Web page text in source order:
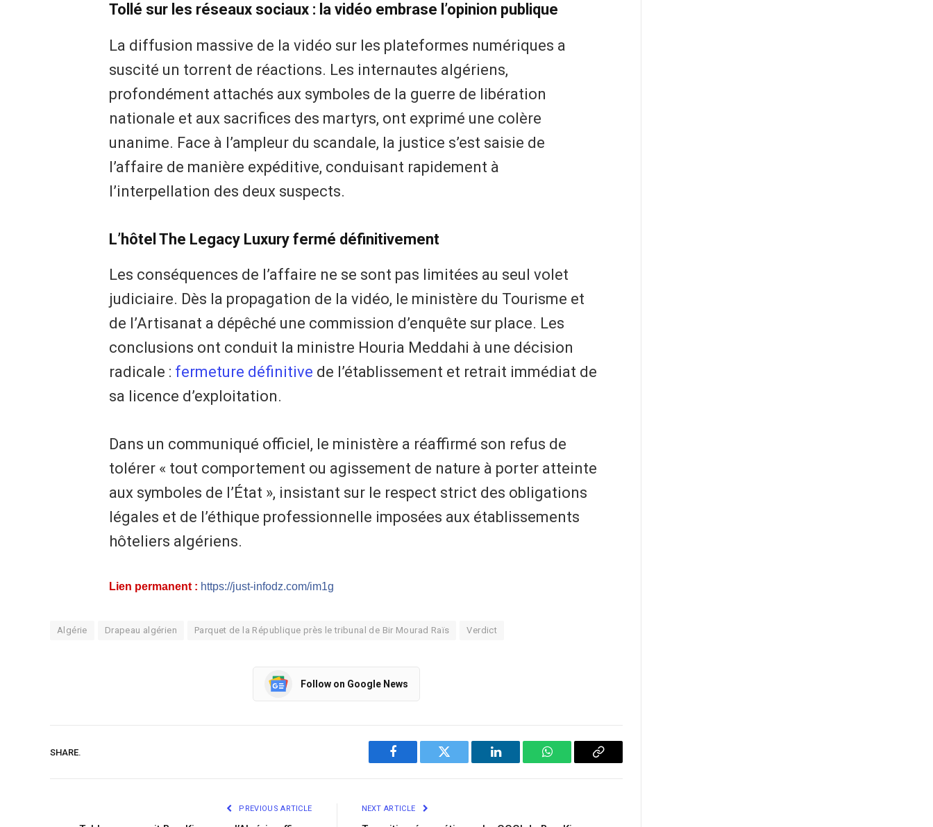
Tollé sur les réseaux sociaux : la vidéo embrase l’opinion publique
La diffusion massive de la vidéo sur les plateformes numériques a
suscité un torrent de réactions. Les internautes algériens,
profondément attachés aux symboles de la guerre de libération
nationale et aux sacrifices des martyrs, ont exprimé une colère
unanime. Face à l’ampleur du scandale, la justice s’est saisie de
l’affaire de manière expéditive, conduisant rapidement à
l’interpellation des deux suspects.
L’hôtel The Legacy Luxury fermé définitivement
Les conséquences de l’affaire ne se sont pas limitées au seul volet
judiciaire. Dès la propagation de la vidéo, le ministère du Tourisme et
de l’Artisanat a dépêché une commission d’enquête sur place. Les
conclusions ont conduit la ministre Houria Meddahi à une décision
radicale : fermeture définitive de l’établissement et retrait immédiat de
sa licence d’exploitation.
Dans un communiqué officiel, le ministère a réaffirmé son refus de
tolérer « tout comportement ou agissement de nature à porter atteinte
aux symboles de l’État », insistant sur le respect strict des obligations
légales et de l’éthique professionnelle imposées aux établissements
hôteliers algériens.
Lien permanent : https://just-infodz.com/im1g
Algérie Drapeau algérien Parquet de la République près le tribunal de Bir Mourad Raïs Verdict
Follow on Google News
SHARE.
Facebook Twitter LinkedIn WhatsAppCopy
PREVIOUS ARTICLE NEXT ARTICLE